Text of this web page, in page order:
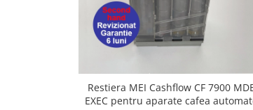
Restiera MEI Cashflow CF 7900
EXEC pentru aparate cafea